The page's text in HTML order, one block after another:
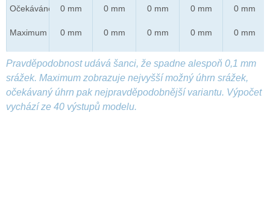
Očekáváno
Maximum
0 mm
0 mm
0 mm
0 mm
0 mm
0 mm
0 mm
0 mm
0 mm
0 mm
Pravděpodobnost udává šanci, že spadne alespoň 0,1 mm
srážek. Maximum zobrazuje nejvyšší možný úhrn srážek,
očekávaný úhrn pak nejpravděpodobnější variantu. Výpočet
vychází ze 40 výstupů modelu.